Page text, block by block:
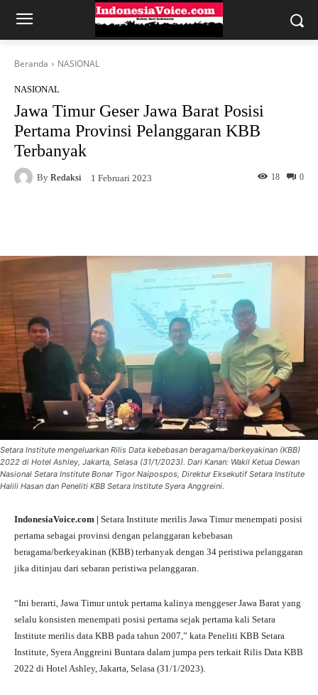
Beranda NASIONAL
NASIONAL
Jawa Timur Geser Jawa Barat Posisi
Pertama Provinsi Pelanggaran KBB
Terbanyak
By Redaksi 1 Februari 2023 0
18
Setara Institute mengeluarkan Rilis Data kebebasan beragama/berkeyakinan (KBB)
2022 di Hotel Ashley, Jakarta, Selasa (31/1/2023). Dari Kanan: Wakil Ketua Dewan
Nasional Setara Institute Bonar Tigor Naipospos, Direktur Eksekutif Setara Institute
Halili Hasan dan Peneliti KBB Setara Institute Syera Anggreini.
IndonesiaVoice.com | Setara Institute merilis Jawa Timur menempati posisi
pertama sebagai provinsi dengan pelanggaran kebebasan
beragama/berkeyakinan (KBB) terbanyak dengan 34 peristiwa pelanggaran
jika ditinjau dari sebaran peristiwa pelanggaran.
“Ini berarti, Jawa Timur untuk pertama kalinya menggeser Jawa Barat yang
selalu konsisten menempati posisi pertama sejak pertama kali Setara
Institute merilis data KBB pada tahun 2007,” kata Peneliti KBB Setara
Institute, Syera Anggreini Buntara dalam jumpa pers terkait Rilis Data KBB
2022 di Hotel Ashley, Jakarta, Selasa (31/1/2023).